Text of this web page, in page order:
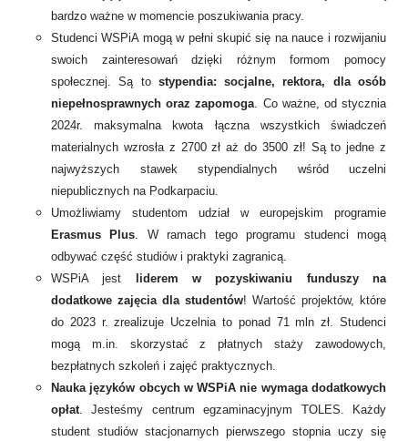
bardzo ważne w momencie poszukiwania pracy.
Studenci WSPiA mogą w pełni skupić się na nauce i rozwijaniu
swoich zainteresowań dzięki różnym formom pomocy
społecznej. Są to stypendia: socjalne, rektora, dla osób
niepełnosprawnych oraz zapomoga. Co ważne, od stycznia
2024r. maksymalna kwota łączna wszystkich świadczeń
materialnych wzrosła z 2700 zł aż do 3500 zł! Są to jedne z
najwyższych stawek stypendialnych wśród uczelni
niepublicznych na Podkarpaciu.
Umożliwiamy studentom udział w europejskim programie
Erasmus Plus. W ramach tego programu studenci mogą
odbywać część studiów i praktyki zagranicą.
WSPiA jest liderem w pozyskiwaniu funduszy na
dodatkowe zajęcia dla studentów! Wartość projektów, które
do 2023 r. zrealizuje Uczelnia to ponad 71 mln zł. Studenci
mogą m.in. skorzystać z płatnych staży zawodowych,
bezpłatnych szkoleń i zajęć praktycznych.
Nauka języków obcych w WSPiA nie wymaga dodatkowych
opłat. Jesteśmy centrum egzaminacyjnym TOLES. Każdy
student studiów stacjonarnych pierwszego stopnia uczy się